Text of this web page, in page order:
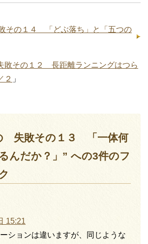
その１４ 「どぶ落ち」と「五つの
敗その１２ 長距離ランニングはつら
２ 」
失敗その１３ 「一体何
んだか？」” への3件のフ
15:21
ションは違いますが、同じような